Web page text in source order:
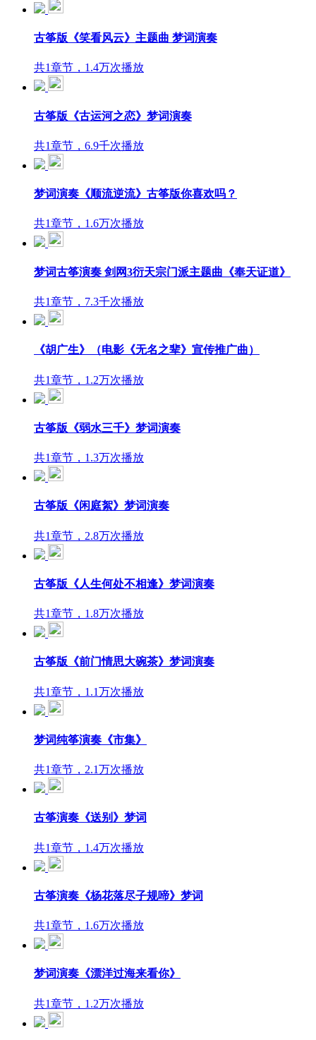
古筝版《笑看风云》主题曲 梦词演奏
共1章节，1.4万次播放
古筝版《古运河之恋》梦词演奏
共1章节，6.9千次播放
梦词演奏《顺流逆流》古筝版你喜欢吗？
共1章节，1.6万次播放
梦词古筝演奏 剑网3衍天宗门派主题曲《奉天证道》
共1章节，7.3千次播放
《胡广生》（电影《无名之辈》宣传推广曲）
共1章节，1.2万次播放
古筝版《弱水三千》梦词演奏
共1章节，1.3万次播放
古筝版《闲庭絮》梦词演奏
共1章节，2.8万次播放
古筝版《人生何处不相逢》梦词演奏
共1章节，1.8万次播放
古筝版《前门情思大碗茶》梦词演奏
共1章节，1.1万次播放
梦词纯筝演奏《市集》
共1章节，2.1万次播放
古筝演奏《送别》梦词
共1章节，1.4万次播放
古筝演奏《杨花落尽子规啼》梦词
共1章节，1.6万次播放
梦词演奏《漂洋过海来看你》
共1章节，1.2万次播放